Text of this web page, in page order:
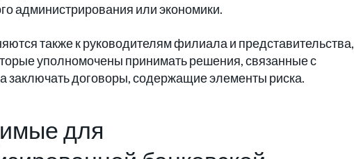
администрирования или экономики.
также к руководителям филиала и представительства,
уполномочены принимать решения, связанные с
заключать договоры, содержащие элементы риска.
для